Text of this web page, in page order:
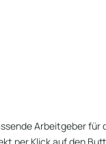
Arbeitgeber für